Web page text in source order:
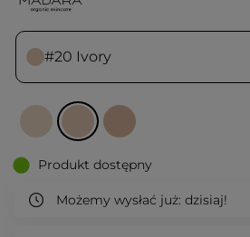
#20 Ivory
Produkt dostępny
Możemy wysłać już: dzisiaj!